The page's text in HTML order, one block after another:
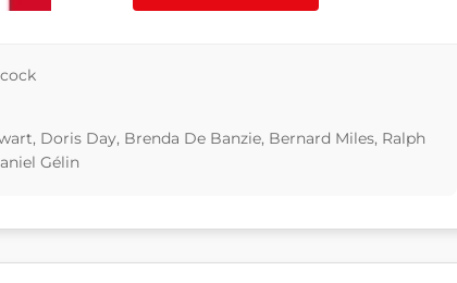
Doris Day, Brenda De Banzie, Bernard Miles, Ralph
Gélin